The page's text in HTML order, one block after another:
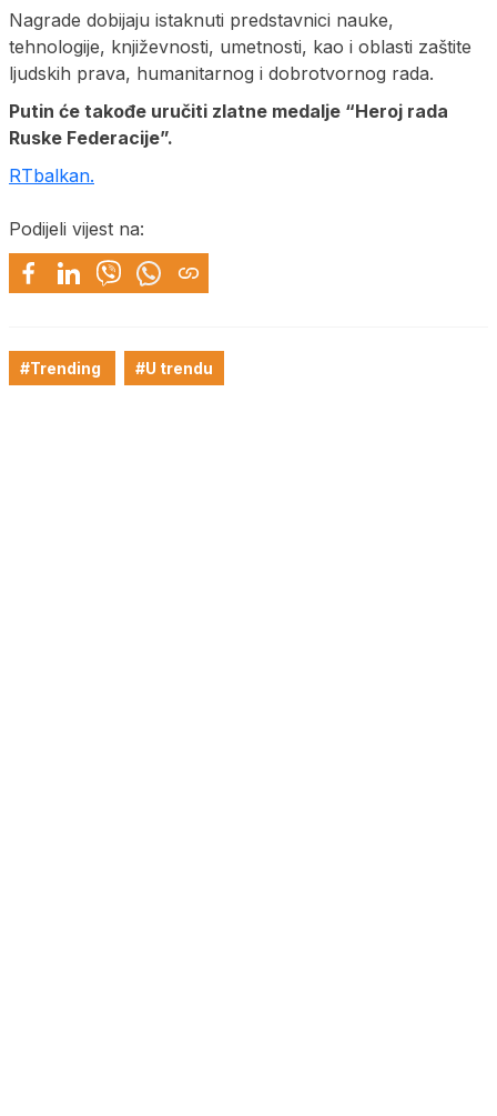
Nagrade dobijaju istaknuti predstavnici nauke,
tehnologije, književnosti, umetnosti, kao i oblasti zaštite
ljudskih prava, humanitarnog i dobrotvornog rada.
Putin će takođe uručiti zlatne medalje “Heroj rada
Ruske Federacije”.
RTbalkan.
Podijeli vijest na:
#Trending #U trendu